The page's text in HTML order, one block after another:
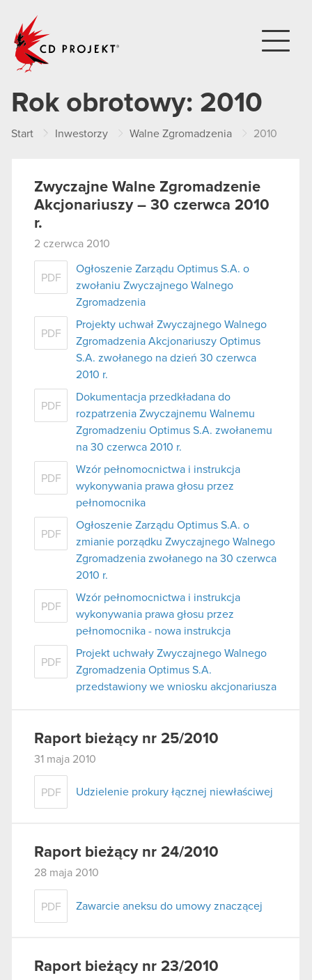
Rok obrotowy: 2010
Start Inwestorzy Walne Zgromadzenia 2010
Zwyczajne Walne Zgromadzenie
Akcjonariuszy – 30 czerwca 2010
r.
2 czerwca 2010
PDF
Ogłoszenie Zarządu Optimus S.A. o
zwołaniu Zwyczajnego Walnego
Zgromadzenia
PDF
Projekty uchwał Zwyczajnego Walnego
Zgromadzenia Akcjonariuszy Optimus
S.A. zwołanego na dzień 30 czerwca
2010 r.
PDF
Dokumentacja przedkładana do
rozpatrzenia Zwyczajnemu Walnemu
Zgromadzeniu Optimus S.A. zwołanemu
na 30 czerwca 2010 r.
PDF
Wzór pełnomocnictwa i instrukcja
wykonywania prawa głosu przez
pełnomocnika
PDF
Ogłoszenie Zarządu Optimus S.A. o
zmianie porządku Zwyczajnego Walnego
Zgromadzenia zwołanego na 30 czerwca
2010 r.
PDF
Wzór pełnomocnictwa i instrukcja
wykonywania prawa głosu przez
pełnomocnika - nowa instrukcja
PDF
Projekt uchwały Zwyczajnego Walnego
Zgromadzenia Optimus S.A.
przedstawiony we wniosku akcjonariusza
Raport bieżący nr 25/2010
31 maja 2010
PDF Udzielenie prokury łącznej niewłaściwej
Raport bieżący nr 24/2010
28 maja 2010
PDF Zawarcie aneksu do umowy znaczącej
Raport bieżący nr 23/2010